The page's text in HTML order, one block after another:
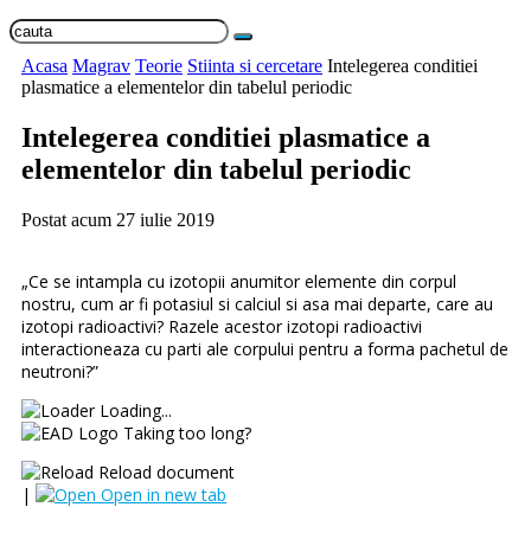
Acasa Magrav Teorie Stiinta si cercetare Intelegerea conditiei
plasmatice a elementelor din tabelul periodic
Intelegerea conditiei plasmatice a
elementelor din tabelul periodic
Postat acum 27 iulie 2019
„Ce se intampla cu izotopii anumitor elemente din corpul
nostru, cum ar fi potasiul si calciul si asa mai departe, care au
izotopi radioactivi? Razele acestor izotopi radioactivi
interactioneaza cu parti ale corpului pentru a forma pachetul de
neutroni?”
Loading...
Taking too long?
Reload document
|
Open in new tab